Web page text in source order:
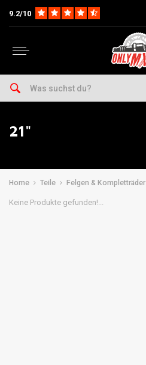
9.2/10
21"
Home Teile Felgen & Kompletträder
Keine Produkte gefunden!...